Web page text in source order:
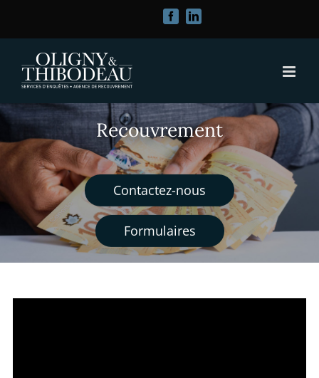
contenu
FacebookLinkedIn
Recouvrement
Contactez-nous
Formulaires